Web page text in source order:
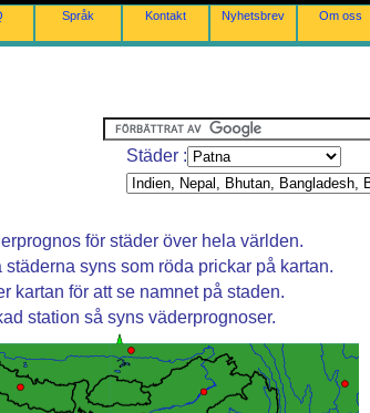
Språk Kontakt Nyhetsbrev Om oss
Städer :
för städer över hela världen.
syns som röda prickar på kartan.
kartan för att se namnet på staden.
station så syns väderprognoser.